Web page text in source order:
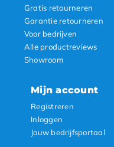
Gratis retourneren
Garantie retourneren
Voor bedrijven
Alle productreviews
Showroom
Mijn account
Registreren
Inloggen
Jouw bedrijfsportaal